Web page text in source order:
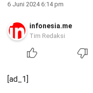
6 Juni 2024 6:14 pm
infonesia.me
Tim Redaksi
[ad_1]